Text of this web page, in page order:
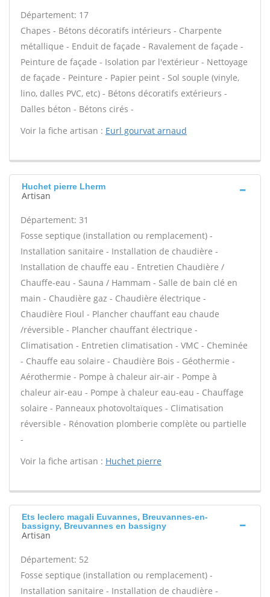
Département: 17
Chapes - Bétons décoratifs intérieurs - Charpente
métallique - Enduit de façade - Ravalement de façade -
Peinture de façade - Isolation par l'extérieur - Nettoyage
de façade - Peinture - Papier peint - Sol souple (vinyle,
lino, dalles PVC, etc) - Bétons décoratifs extérieurs -
Dalles béton - Bétons cirés -
Voir la fiche artisan : Eurl gourvat arnaud
Huchet pierre Lherm
Artisan
Département: 31
Fosse septique (installation ou remplacement) -
Installation sanitaire - Installation de chaudière -
Installation de chauffe eau - Entretien Chaudière /
Chauffe-eau - Sauna / Hammam - Salle de bain clé en
main - Chaudière gaz - Chaudière électrique -
Chaudière Fioul - Plancher chauffant eau chaude
/réversible - Plancher chauffant électrique -
Climatisation - Entretien climatisation - VMC - Cheminée
- Chauffe eau solaire - Chaudière Bois - Géothermie -
Aérothermie - Pompe à chaleur air-air - Pompe à
chaleur air-eau - Pompe à chaleur eau-eau - Chauffage
solaire - Panneaux photovoltaïques - Climatisation
réversible - Rénovation plomberie complète ou partielle
-
Voir la fiche artisan : Huchet pierre
Ets leclerc magali Euvannes, Breuvannes-en-
bassigny, Breuvannes en bassigny
Artisan
Département: 52
Fosse septique (installation ou remplacement) -
Installation sanitaire - Installation de chaudière -